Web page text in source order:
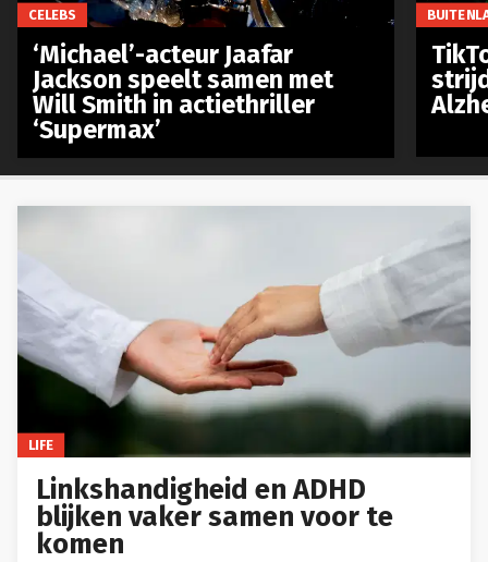
LIFE
Linkshandigheid en ADHD
blijken vaker samen voor te
komen
CELEBS
‘Michael’-acteur Jaafar
Jackson speelt samen met
Will Smith in actiethriller
‘Supermax’